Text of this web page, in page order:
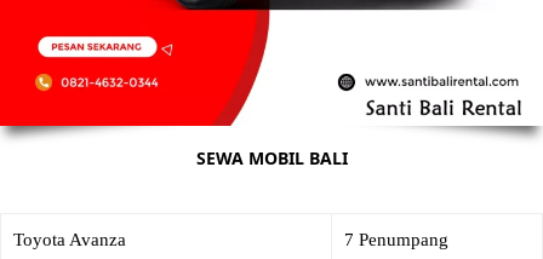
SEWA MOBIL BALI
Toyota Avanza 7 Penumpang